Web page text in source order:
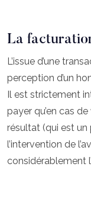
La
L’issue d’une
perception d’un
Il est strictement
payer qu’en cas
résultat (qui est
l’intervention de
considérablement